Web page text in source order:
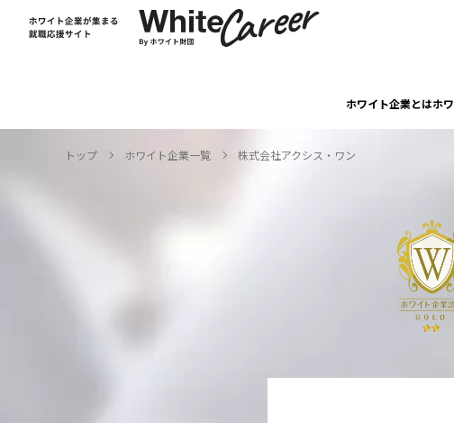
ホワイト企業とはホ
トップ ホワイト企業一覧 株式会社アクシス・ワン